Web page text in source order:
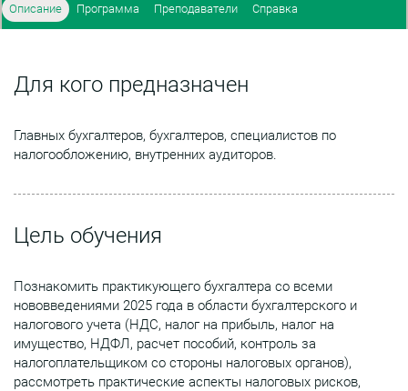
Описание Программа Преподаватели Справка
Для кого предназначен
Главных бухгалтеров, бухгалтеров, специалистов по
налогообложению, внутренних аудиторов.
Цель обучения
Познакомить практикующего бухгалтера со всеми
нововведениями 2025 года в области бухгалтерского и
налогового учета (НДС, налог на прибыль, налог на
имущество, НДФЛ, расчет пособий, контроль за
налогоплательщиком со стороны налоговых органов),
рассмотреть практические аспекты налоговых рисков,